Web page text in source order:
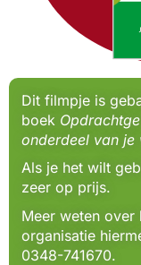
Dit filmpje is
boek
onderdeel van je
Als je het wilt
zeer op prijs.
Meer weten
organisatie
0348-741670.